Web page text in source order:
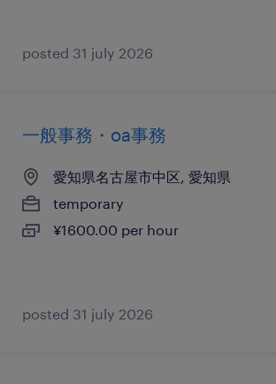
posted 31 july 2026
一般事務・oa事務
愛知県名古屋市中区, 愛知県
temporary
¥1600.00 per hour
posted 31 july 2026